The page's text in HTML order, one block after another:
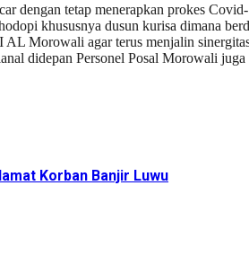
dengan tetap menerapkan prokes
khususnya dusun kurisa dimana
Morowali agar terus menjalin
didepan Personel Posal Morowali
Korban Banjir Luwu